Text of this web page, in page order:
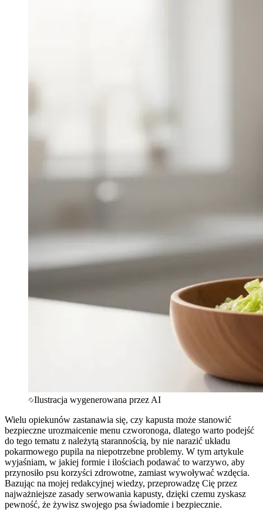
Ilustracja wygenerowana przez AI
Wielu opiekunów zastanawia się, czy kapusta może stanowić
bezpieczne urozmaicenie menu czworonoga, dlatego warto podejść
do tego tematu z należytą starannością, by nie narazić układu
pokarmowego pupila na niepotrzebne problemy. W tym artykule
wyjaśniam, w jakiej formie i ilościach podawać to warzywo, aby
przynosiło psu korzyści zdrowotne, zamiast wywoływać wzdęcia.
Bazując na mojej redakcyjnej wiedzy, przeprowadzę Cię przez
najważniejsze zasady serwowania kapusty, dzięki czemu zyskasz
pewność, że żywisz swojego psa świadomie i bezpiecznie.